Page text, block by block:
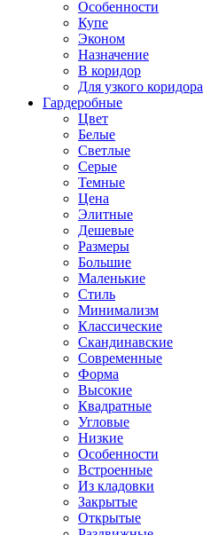
Особенности
Купе
Эконом
Назначение
В коридор
Для узкого коридора
Гардеробные
Цвет
Белые
Светлые
Серые
Темные
Цена
Элитные
Дешевые
Размеры
Большие
Маленькие
Стиль
Минимализм
Классические
Скандинавские
Современные
Форма
Высокие
Квадратные
Угловые
Низкие
Особенности
Встроенные
Из кладовки
Закрытые
Открытые